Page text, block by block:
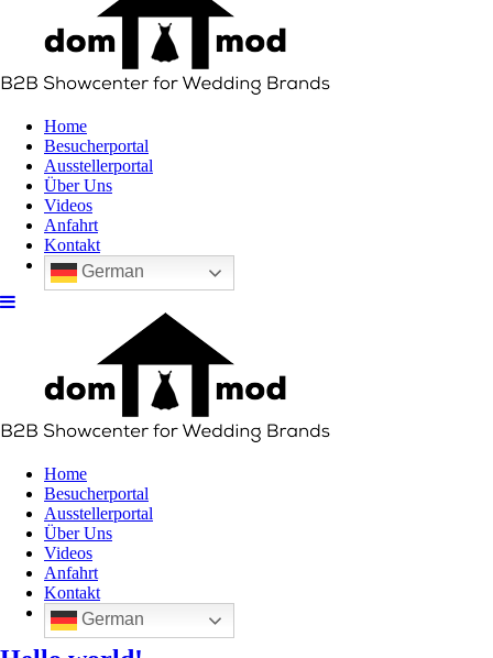
Home
Besucherportal
Ausstellerportal
Über Uns
Videos
Anfahrt
Kontakt
German
Home
Besucherportal
Ausstellerportal
Über Uns
Videos
Anfahrt
Kontakt
German